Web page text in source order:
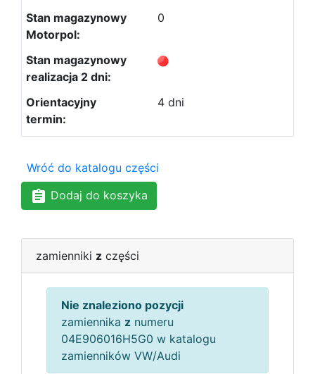
0
4 dni
Wróć do katalogu części
Dodaj do koszyka
zamienniki z części
Nie znaleziono pozycji
zamiennika z numeru
04E906016H5G0 w katalogu
zamienników VW/Audi